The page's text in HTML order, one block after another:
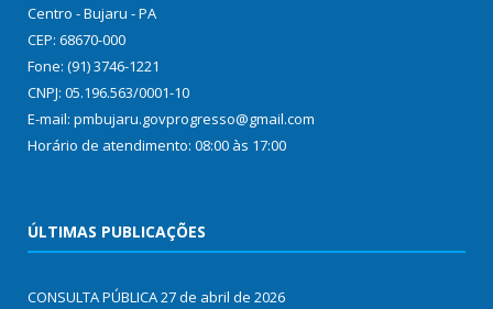
Centro - Bujaru - PA
CEP: 68670-000
Fone: (91) 3746-1221
CNPJ: 05.196.563/0001-10
E-mail: pmbujaru.govprogresso@gmail.com
Horário de atendimento: 08:00 às 17:00
ÚLTIMAS PUBLICAÇÕES
CONSULTA PÚBLICA27 de abril de 2026